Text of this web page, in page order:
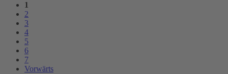
1
2
3
4
5
6
7
Vorwärts